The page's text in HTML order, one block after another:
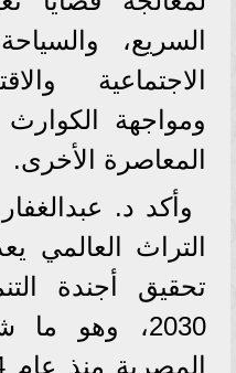
السريع،
الاجتماعية
ومواجهة الكوارث
المعاصرة الأخرى.
وأكد د.
التراث العالمي
تحقيق أجندة
2030، وهو